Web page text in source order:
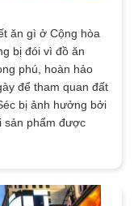
ăn gì ở Cộng hòa
bị đói vì đồ ăn
phú, hoàn hảo
để tham quan đất
bị ảnh hưởng bởi
sản phẩm được
đặc biệt là lúa mì,
ăn có thể tìm